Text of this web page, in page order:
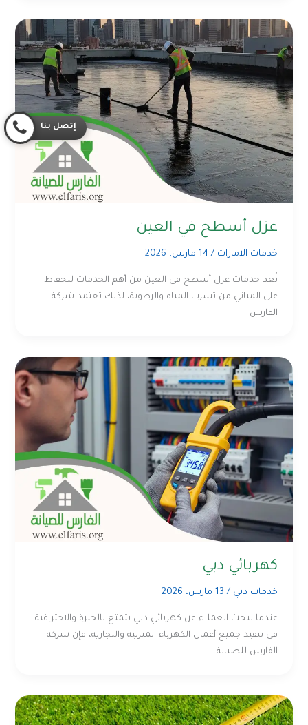
عزل أسطح في العين
خدمات الامارات /14 مارس، 2026
تُعد خدمات عزل أسطح في العين من أهم الخدمات للحفاظ
على المباني من تسرب المياه والرطوبة، لذلك تعتمد شركة
الفارس
كهربائي دبي
خدمات دبي / 13 مارس، 2026
عندما يبحث العملاء عن كهربائي دبي يتمتع بالخبرة والاحترافية
في تنفيذ جميع أعمال الكهرباء المنزلية والتجارية، فإن شركة
الفارس للصيانة
إتصل بنا